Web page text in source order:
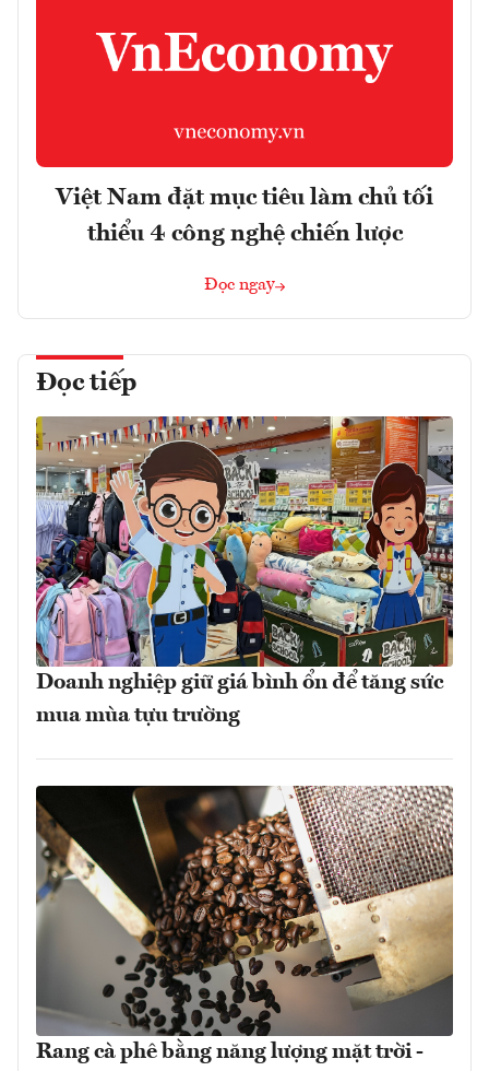
Việt Nam đặt mục tiêu làm chủ tối
thiểu 4 công nghệ chiến lược
Đọc ngay
Đọc tiếp
Doanh nghiệp giữ giá bình ổn để tăng sức
mua mùa tựu trường
Rang cà phê bằng năng lượng mặt trời -